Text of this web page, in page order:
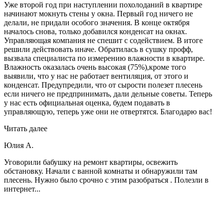
Уже второй год при наступлении похолоданий в квартире
начинают мокнуть стены у окна. Первый год ничего не
делали, не придали особого значения. В конце октября
началось снова, только добавился конденсат на окнах.
Управляющая компания не спешит с содействием. В итоге
решили действовать иначе. Обратилась в сушку профф,
вызвала специалиста по измерению влажности в квартире.
Влажность оказалась очень высокая (75%),кроме того
выявили, что у нас не работает вентиляция, от этого и
конденсат. Предупредили, что от сырости полезет плесень
если ничего не предпринимать, дали дельные советы. Теперь
у нас есть официальная оценка, будем подавать в
управляющую, теперь уже они не отвертятся. Благодарю вас!
Читать далее
Юлия А.
Уговорили бабушку на ремонт квартиры, освежить
обстановку. Начали с ванной комнаты и обнаружили там
плесень. Нужно было срочно с этим разобраться . Полезли в
интернет...